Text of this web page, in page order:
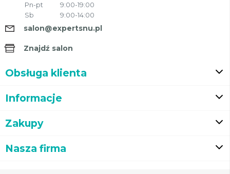
Pn-pt
9:00-19:00
Sb
9:00-14:00
salon@expertsnu.pl
Znajdź salon
Obsługa klienta
Informacje
Zakupy
Nasza firma